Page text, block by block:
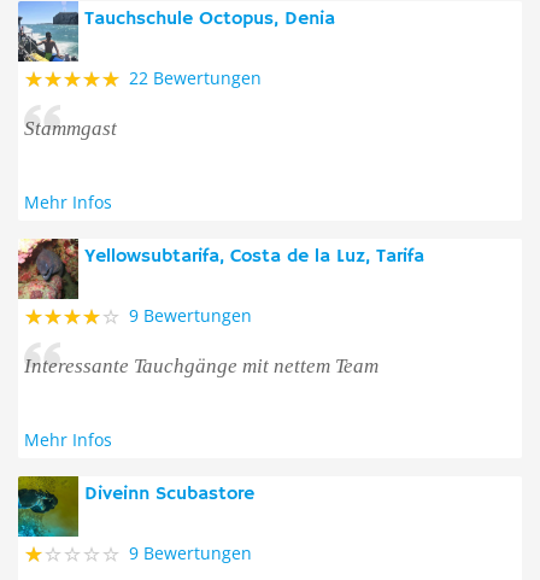
Tauchschule Octopus, Denia
22 Bewertungen
Stammgast
Mehr Infos
Yellowsubtarifa, Costa de la Luz, Tarifa
9 Bewertungen
Interessante Tauchgänge mit nettem Team
Mehr Infos
Diveinn Scubastore
9 Bewertungen